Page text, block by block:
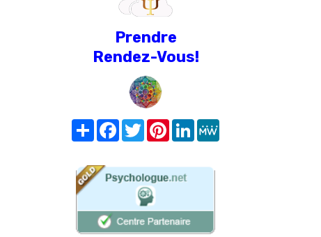
Prendre
Rendez-Vous!
Share FacebookTwitterPinterest
LinkedIn